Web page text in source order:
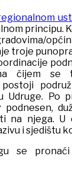
principu.
troje
čijem se
Udruge. Po
na njega. U
i sjedištu
se